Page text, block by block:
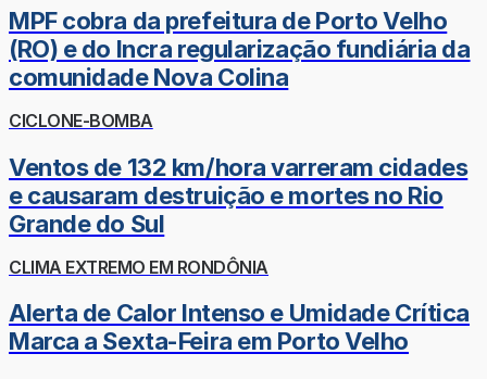
MPF cobra da prefeitura de Porto Velho
(RO) e do Incra regularização fundiária da
comunidade Nova Colina
CICLONE-BOMBA
Ventos de 132 km/hora varreram cidades
e causaram destruição e mortes no Rio
Grande do Sul
CLIMA EXTREMO EM RONDÔNIA
Alerta de Calor Intenso e Umidade Crítica
Marca a Sexta-Feira em Porto Velho